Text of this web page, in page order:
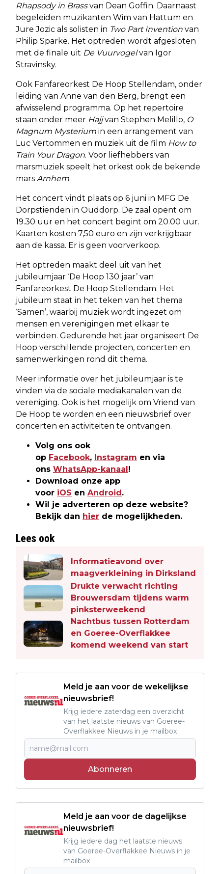
Rhapsody in Brassvan Dean Goffin. Daarnaast
begeleiden muzikanten Wim van Hattum en
Jure Jozic als solisten in Two Part Invention van
Philip Sparke. Het optreden wordt afgesloten
met de finale uit De Vuurvogelvan Igor
Stravinsky.
Ook Fanfareorkest De Hoop Stellendam, onder
leiding van Anne van den Berg, brengt een
afwisselend programma. Op het repertoire
staan onder meer Hajjvan Stephen Melillo, O
Magnum Mysterium in een arrangement van
Luc Vertommen en muziek uit de film How to
Train Your Dragon. Voor liefhebbers van
marsmuziek speelt het orkest ook de bekende
mars Arnhem.
Het concert vindt plaats op 6 juni in MFG De
Dorpstienden in Ouddorp. De zaal opent om
19.30 uur en het concert begint om 20.00 uur.
Kaarten kosten 7,50 euro en zijn verkrijgbaar
aan de kassa. Er is geen voorverkoop.
Het optreden maakt deel uit van het
jubileumjaar ‘De Hoop 130 jaar’ van
Fanfareorkest De Hoop Stellendam. Het
jubileum staat in het teken van het thema
‘Samen’, waarbij muziek wordt ingezet om
mensen en verenigingen met elkaar te
verbinden. Gedurende het jaar organiseert De
Hoop verschillende projecten, concerten en
samenwerkingen rond dit thema.
Meer informatie over het jubileumjaar is te
vinden via de sociale mediakanalen van de
vereniging. Ook is het mogelijk om Vriend van
De Hoop te worden en een nieuwsbrief over
concerten en activiteiten te ontvangen.
Volg ons ook
op Facebook, Instagram en via
ons WhatsApp-kanaal!
Download onze app
voor iOS en Android.
Wil je adverteren op deze website?
Bekijk dan hier de mogelijkheden.
Lees ook
Informatieavond over
maagverkleining in Dirksland
Drukte verwacht richting
Brouwersdam tijdens warm
pinksterweekend
Nachtbus tussen Rotterdam
en Goeree-Overflakkee
komend weekend van start
Meld je aan voor de wekelijkse
nieuwsbrief!
Krijg iedere zaterdag een overzicht
van het laatste nieuws van Goeree-
Overflakkee Nieuws in je mailbox
Abonneren
Meld je aan voor de dagelijkse
nieuwsbrief!
Krijg iedere dag het laatste nieuws
van Goeree-Overflakkee Nieuws in je
mailbox